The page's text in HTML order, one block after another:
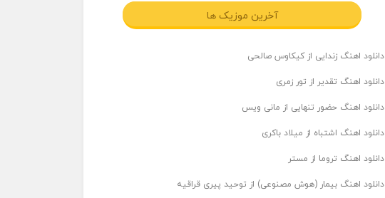
آخرین موزیک ها
دانلود اهنگ زندایی از کیکاوس صالحی
دانلود اهنگ تقدیر از تور زمری
دانلود اهنگ حضور تنهایی از مانی ویس
دانلود اهنگ اشتباه از میلاد باکری
دانلود اهنگ تروما از مستر
دانلود اهنگ بیمار (هوش مصنوعی) از توحید پیری قراقیه